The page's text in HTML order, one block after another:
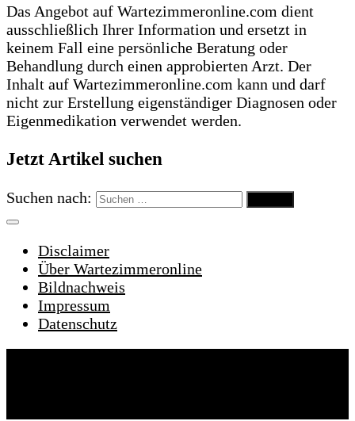
Das Angebot auf Wartezimmeronline.com dient
ausschließlich Ihrer Information und ersetzt in
keinem Fall eine persönliche Beratung oder
Behandlung durch einen approbierten Arzt. Der
Inhalt auf Wartezimmeronline.com kann und darf
nicht zur Erstellung eigenständiger Diagnosen oder
Eigenmedikation verwendet werden.
Jetzt Artikel suchen
Suchen nach:
Disclaimer
Über Wartezimmeronline
Bildnachweis
Impressum
Datenschutz